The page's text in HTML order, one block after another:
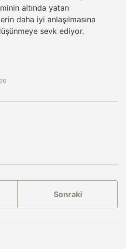
altında yatan
daha iyi anlaşılmasına
sevk ediyor.
Sonraki